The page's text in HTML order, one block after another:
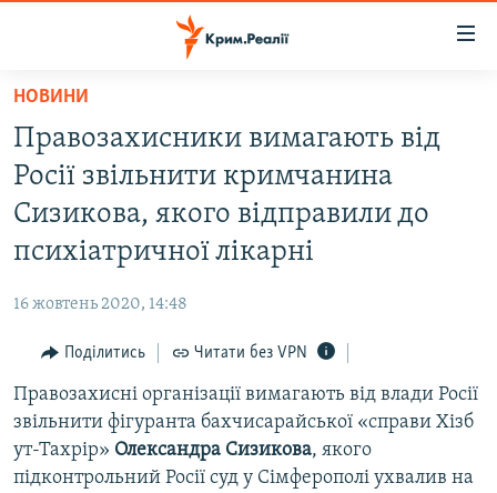
Перейти
основного
матеріалу
Перейти
до
основної
Перейти
пошуку
ВОДА.КРИМ
ВІДЕО ТА ФОТО
ПОЛІТИКА
ІНТЕРВ'Ю
ВСЕ ЗА ДЕНЬ
СПЕЦПРОЕКТИ
ДЕПОРТАЦІЯ
ЯК ОБІЙТИ БЛОКУВАННЯ
НОВИНИ
Правозахисники вимагають від
Росії звільнити кримчанина
Сизикова, якого відправили до
психіатричної лікарні
16 жовтень 2020, 14:48
Поділитись Читати без VPN
Правозахисні організації вимагають від влади Росії
звільнити фігуранта бахчисарайської «справи Хізб
ут-Тахрір» Олександра Сизикова, якого
підконтрольний Росії суд у Сімферополі ухвалив на